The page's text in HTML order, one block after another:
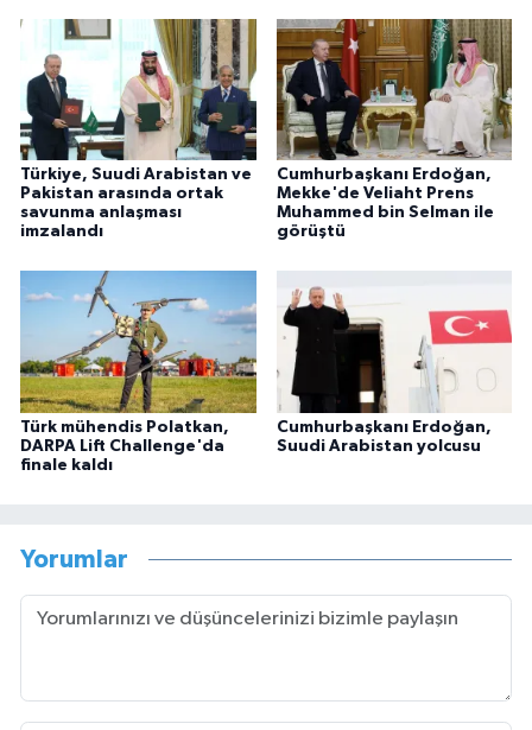
Türkiye, Suudi Arabistan ve
Pakistan arasında ortak
savunma anlaşması
imzalandı
Cumhurbaşkanı Erdoğan,
Mekke'de Veliaht Prens
Muhammed bin Selman ile
görüştü
Türk mühendis Polatkan,
DARPA Lift Challenge'da
finale kaldı
Cumhurbaşkanı Erdoğan,
Suudi Arabistan yolcusu
Yorumlar